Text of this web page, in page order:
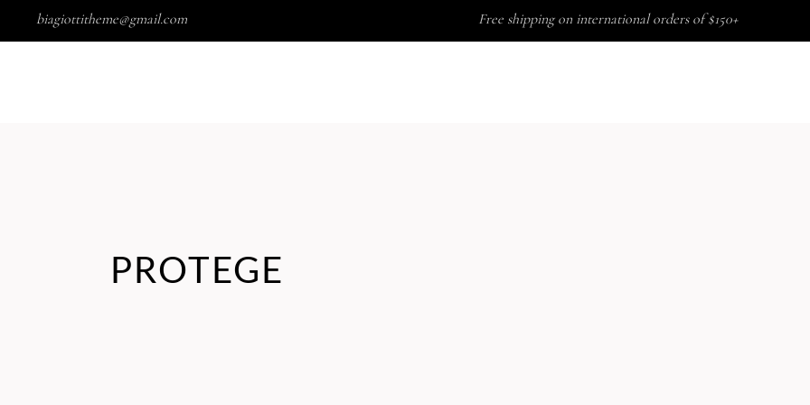
biagiottitheme@gmail.com Free shipping on international orders of $150+
PROTEGE